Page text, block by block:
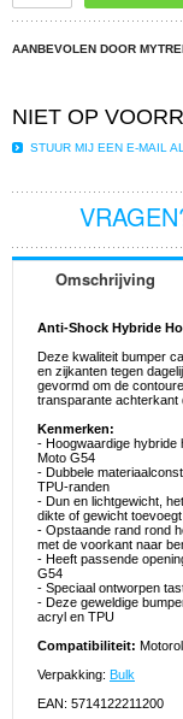
AANBEVOLEN DOOR
NIET OP
STUUR MIJ EEN E-MAIL
Omschrijving
Anti-Shock Hybride
Deze kwaliteit bumper
en zijkanten tegen
gevormd om de
transparante achterkant
Kenmerken:
- Hoogwaardige hybride
Moto G54
- Dubbele
TPU-randen
- Dun en lichtgewicht,
dikte of gewicht toevoegt
- Opstaande rand rond
met de voorkant naar
- Heeft passende
G54
- Speciaal ontworpen
- Deze geweldige
acryl en TPU
Compatibiliteit:
Verpakking: Bulk
EAN: 5714122211200